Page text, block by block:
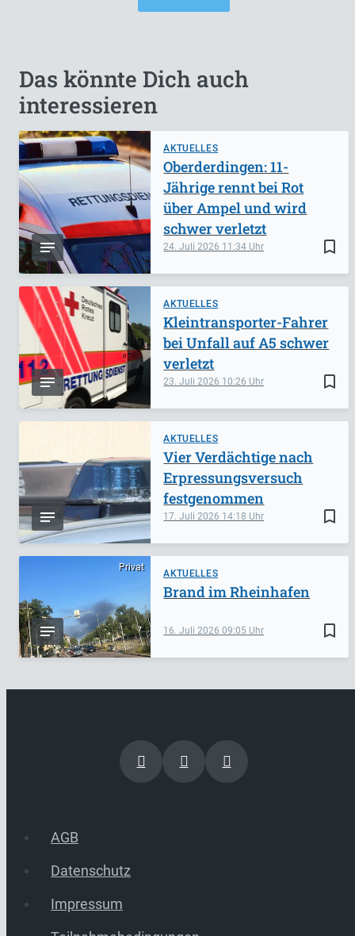
Das könnte Dich auch
interessieren
AKTUELLES
bookmark_border
24. Juli 2026 11:34
Oberderdingen: 11-
Jährige rennt bei Rot
über Ampel und wird
schwer verletzt
AKTUELLES
bookmark_border
23. Juli 2026 10:26
Kleintransporter-Fahrer
bei Unfall auf A5 schwer
verletzt
AKTUELLES
bookmark_border
17. Juli 2026 14:18
Vier Verdächtige nach
Erpressungsversuch
festgenommen
Privat
AKTUELLES
bookmark_border
16. Juli 202609:05
Brand im Rheinhafen
AGB
Datenschutz
Impressum